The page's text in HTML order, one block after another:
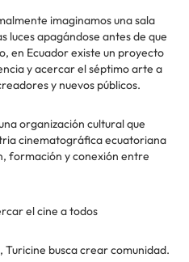
imaginamos una sala
luces apagándose antes de que
en Ecuador existe un proyecto
y acercar el séptimo arte a
y nuevos públicos.
organización cultural que
cinematográfica ecuatoriana
formación y conexión entre
el cine a todos
busca crear comunidad.